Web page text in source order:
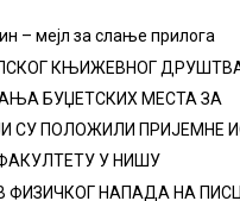
– мејл за слање прилога
КЊИЖЕВНОГ
БУЏЕТСКИХ МЕСТА ЗА
СУ ПОЛОЖИЛИ ПРИЈЕМНЕ
У НИШУ
ФИЗИЧКОГ НАПАДА НА